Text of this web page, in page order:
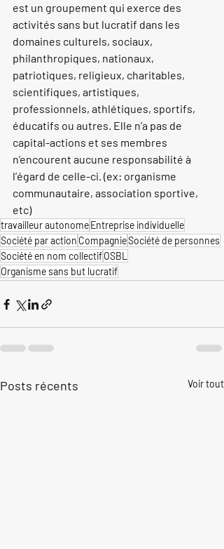
est un groupement qui exerce des
activités sans but lucratif dans les
domaines culturels, sociaux,
philanthropiques, nationaux,
patriotiques, religieux, charitables,
scientifiques, artistiques,
professionnels, athlétiques, sportifs,
éducatifs ou autres. Elle n’a pas de
capital-actions et ses membres
n’encourent aucune responsabilité à
l’égard de celle-ci. (ex: organisme
communautaire, association sportive,
etc)
travailleur autonomeEntreprise individuelle
Société par action CompagnieSociété de personnes
Société en nom collectifOSBL
Organisme sans but lucratif
Posts récents Voir tout